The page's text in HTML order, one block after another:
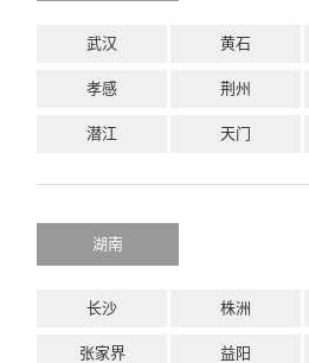
武汉 黄石
孝感 荆州
潜江 天门
湖南
长沙 株洲
张家界 益阳